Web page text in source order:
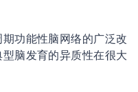
功能性脑网络的广泛改
脑发育的异质性在很大